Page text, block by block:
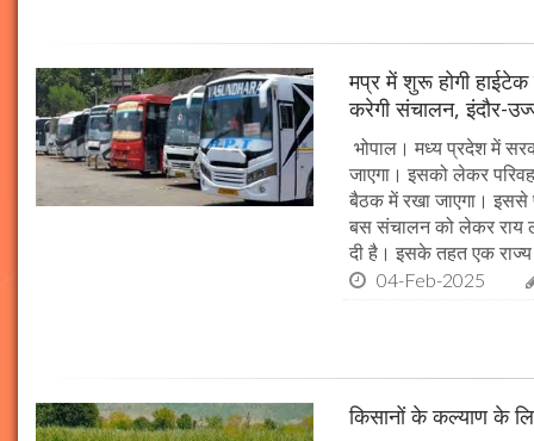
मप्र में शुरू होगी
करेगी संचालन, इंदौर-
भोपाल। मध्य प्रदेश में
जाएगा। इसको लेकर
बैठक में रखा जाएगा। इससे
बस संचालन को लेकर राय
दी है। इसके तहत एक
04-Feb-2025
किसानों के कल्याण के